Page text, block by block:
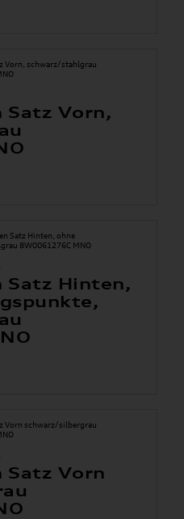
Vorn,
Hinten,
Vorn